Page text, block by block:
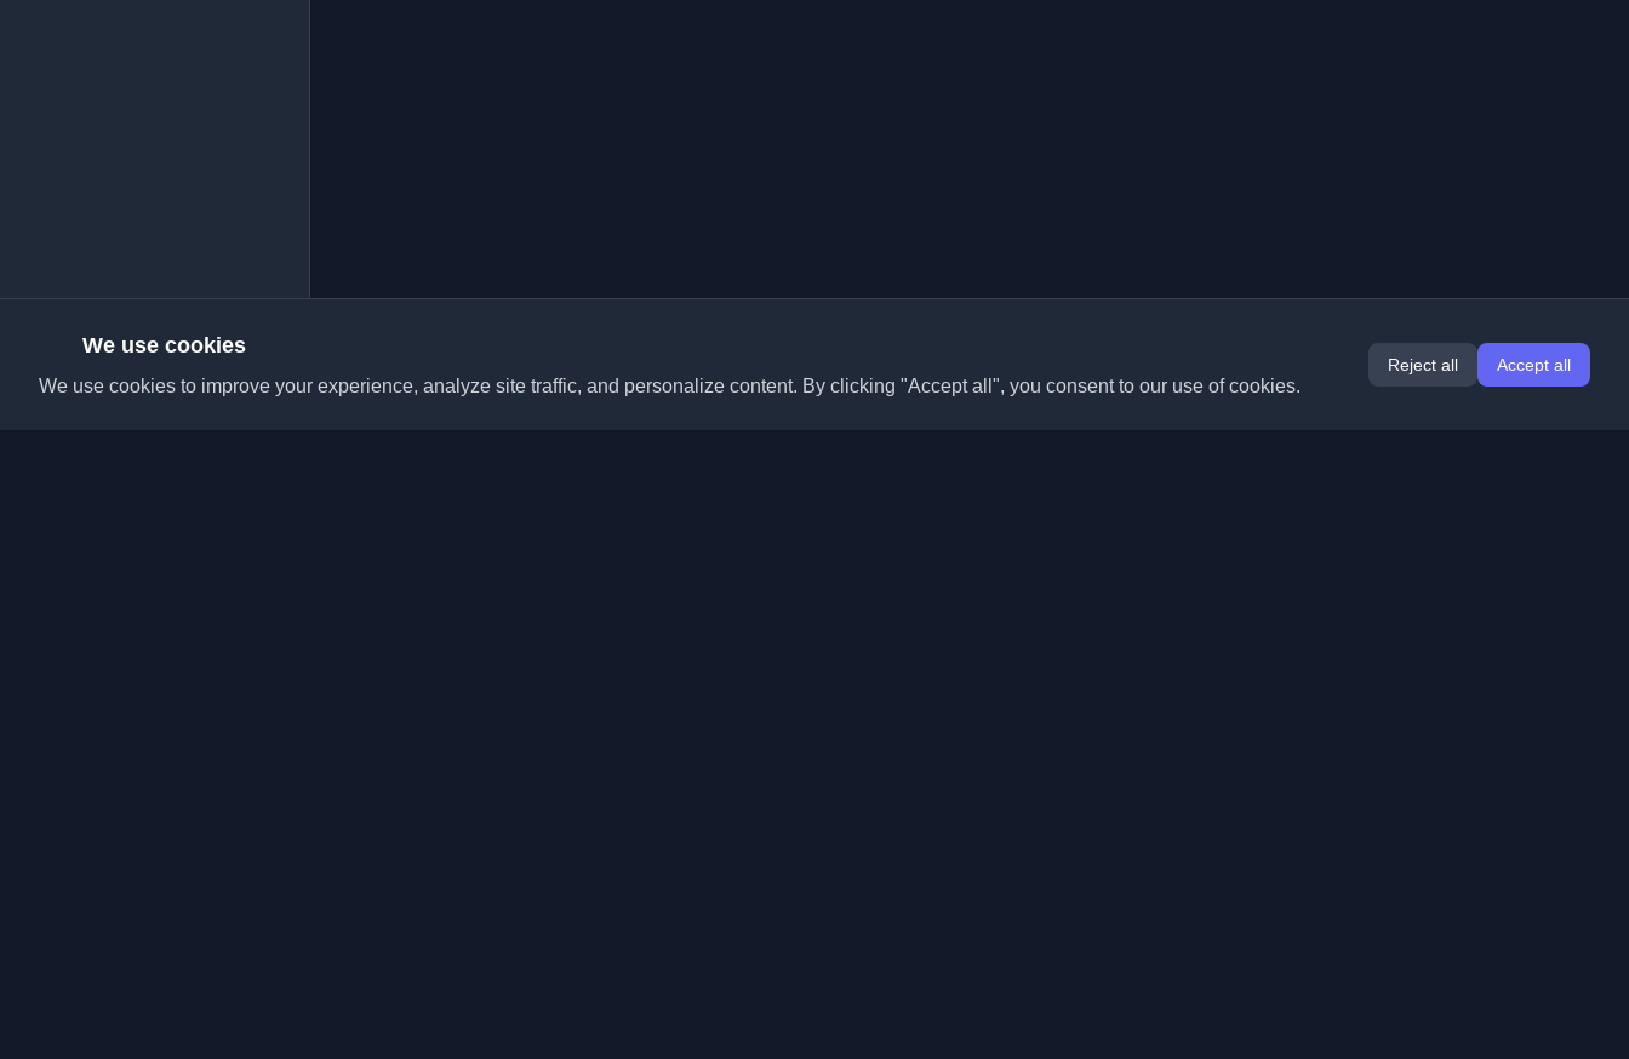
We use cookies
We use cookies to improve your experience, analyze site traffic, and personalize content. By clicking "Accept all", you consent to our use of cookies.
Reject all Accept all